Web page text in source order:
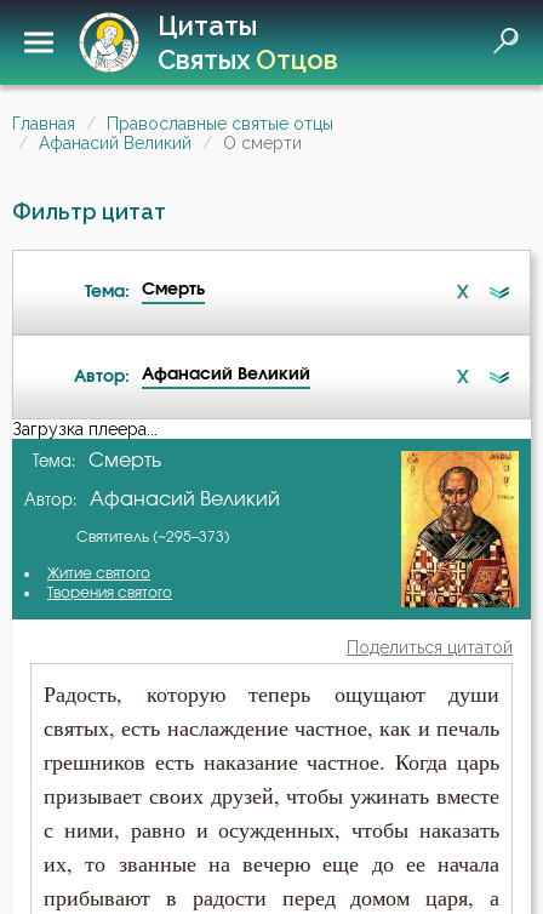
Цитаты
СвятыхОтцов
Главная
Православные святые отцы
Афанасий Великий
О смерти
Фильтр цитат
Тема: Смерть X
Бесы
Богопознание
Вера
Воплощение
Воскресение
Автор: Афанасий Великий X
А-я
Авва Исайя (Скитский)
Амвросий Оптинский (Гренков)
Антоний Великий
Антоний Оптинский (Путилов)
Афанасий Великий
Варсонофий Оптинский (Плиханков)
Василий Великий
Загрузка плеера...
Тема: Смерть
Автор: Афанасий Великий
Святитель (~295–373)
Житие святого
Творения святого
Поделиться цитатой
Радость, которую теперь ощущают души
святых, есть наслаждение частное, как и печаль
грешников есть наказание частное. Когда царь
призывает своих друзей, чтобы ужинать вместе
с ними, равно и осужденных, чтобы наказать
их, то званные на вечерю еще до ее начала
прибывают в радости перед домом царя, а